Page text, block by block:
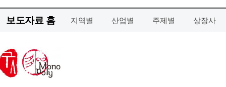
보도자료 홈 지역별 산업별 주제별 상장사